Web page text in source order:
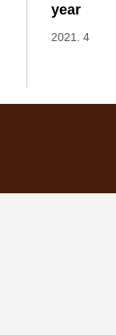
year
2021. 4